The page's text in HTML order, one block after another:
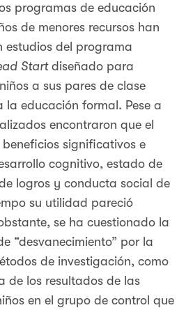
programas de educación
de menores recursos han
estudios del programa
Startdiseñado para
a sus pares de clase
la educación formal. Pese a
encontraron que el
significativos e
cognitivo, estado de
logros y conducta social de
su utilidad pareció
se ha cuestionado la
“desvanecimiento” por la
de investigación, como
de los resultados de las
en el grupo de control que